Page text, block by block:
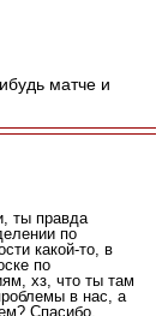
матче и
ты правда
по
какой-то, в
по
хз, что ты там
в нас, а
Спасибо,